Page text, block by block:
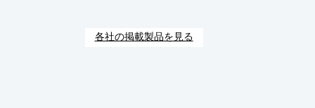
各社の掲載製品を見る